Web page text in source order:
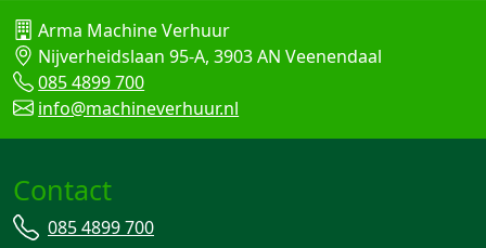
Arma Machine Verhuur
Nijverheidslaan 95-A, 3903 AN Veenendaal
085 4899 700
info@machineverhuur.nl
Contact
085 4899 700